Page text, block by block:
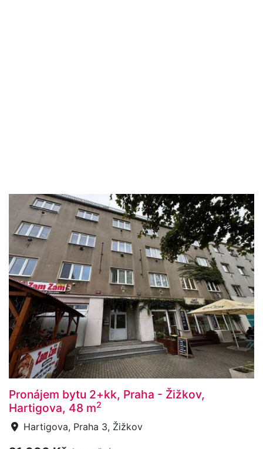
Pronájem bytu 2+kk, Praha - Žižkov,
Hartigova, 48 m2
Hartigova, Praha 3, Žižkov